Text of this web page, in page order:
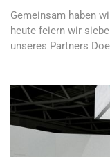
Gemeinsam haben
heute feiern wir
unseres Partners